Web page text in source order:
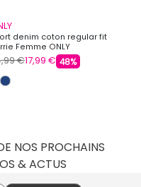
denim coton regular fit
Femme ONLY
€17,99 € 48%
NOS PROCHAINS
& ACTUS